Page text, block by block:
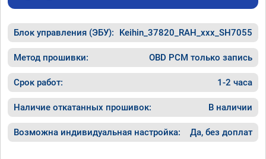
Блок управления (ЭБУ): Keihin_37820_RAH_xxx_SH7055
Метод прошивки: OBD PCM только запись
Срок работ: 1-2 часа
Наличие откатанных прошивок: В наличии
Возможна индивидуальная настройка: Да, без доплат